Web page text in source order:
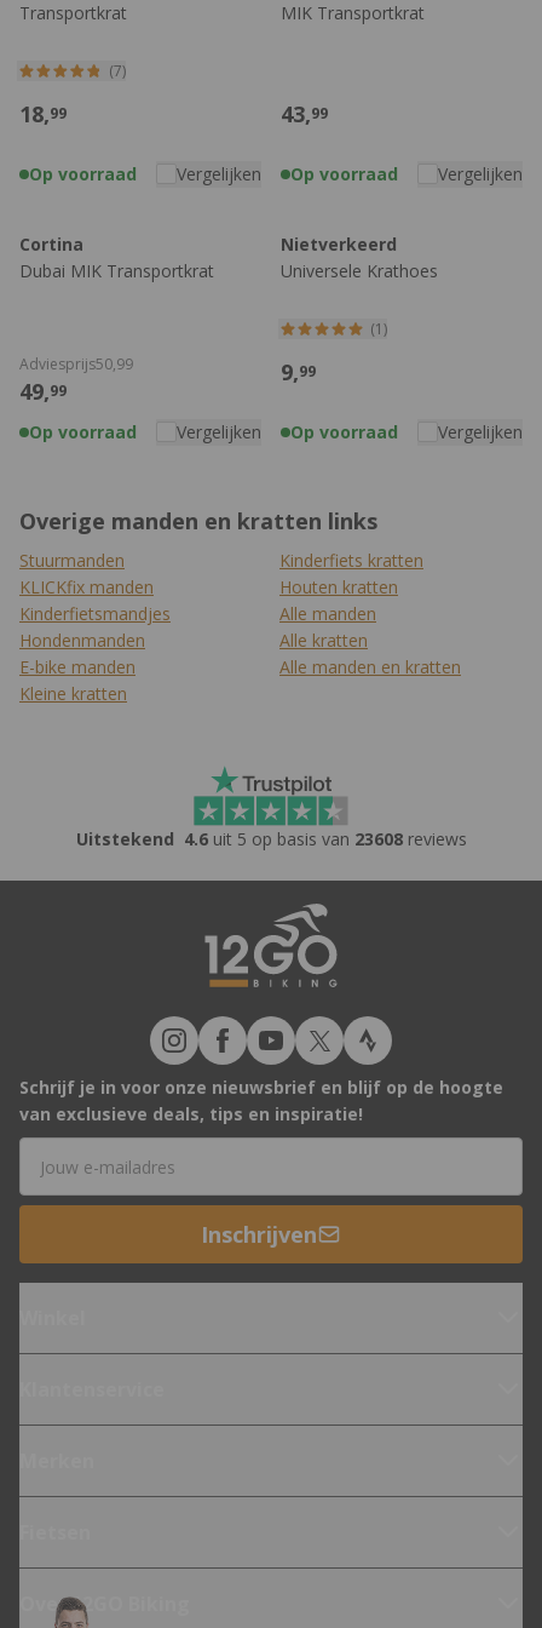
Transportkrat
(7)
18,99
Op voorraad Vergelijken
MIK Transportkrat
43,99
Op voorraad Vergelijken
Cortina
Dubai MIK Transportkrat
49,99
Adviesprijs50,99
Op voorraad Vergelijken
Nietverkeerd
Universele Krathoes
(1)
9,99
Op voorraad Vergelijken
Overige manden en kratten links
Stuurmanden
KLICKfix manden
Kinderfietsmandjes
Hondenmanden
E-bike manden
Kleine kratten
Kinderfiets kratten
Houten kratten
Alle manden
Alle kratten
Alle manden en kratten
Uitstekend 4.6uit 5 op basis van 23608reviews
Schrijf je in voor onze nieuwsbrief en blijf op de hoogte
van exclusieve deals, tips en inspiratie!
E-mailadres
Inschrijven
Over 12GO Biking